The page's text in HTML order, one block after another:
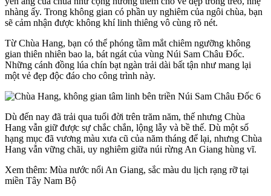
nhàng ấy. Trong không gian có phần uy nghiêm của ngôi chùa, bạn
sẽ cảm nhận được không khí linh thiêng vô cùng rõ nét.
Từ Chùa Hang, bạn có thể phóng tầm mắt chiêm ngưỡng không
gian thiên nhiên bao la, bát ngát của vùng Núi Sam Châu Đốc.
Những cánh đồng lúa chín bạt ngàn trải dài bất tận như mang lại
một vẻ đẹp độc đáo cho công trình này.
Dù đến nay đã trải qua tuổi đời trên trăm năm, thế nhưng Chùa
Hang vẫn giữ được sự chắc chắn, lộng lẫy và bề thế. Dù một số
hạng mục đã vương màu xưa cũ của năm tháng để lại, nhưng Chùa
Hang vẫn vững chãi, uy nghiêm giữa núi rừng An Giang hùng vĩ.
Xem thêm: Mùa nước nổi An Giang, sắc màu du lịch rạng rỡ tại
miền Tây Nam Bộ